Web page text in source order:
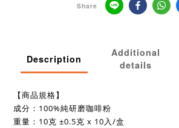
Share
Description
Additional
details
【商品規格】
成分：100%純研磨咖啡粉
重量：10克 ±0.5克 x 10入/盒